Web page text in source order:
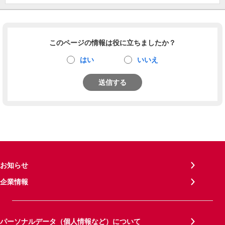
このページの情報は役に立ちましたか？
はい いいえ
送信する
お知らせ
企業情報
パーソナルデータ（個人情報など）について